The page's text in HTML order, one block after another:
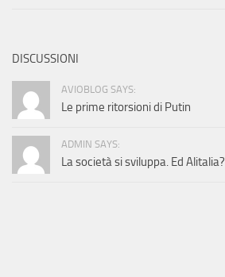
DISCUSSIONI
AVIOBLOG SAYS:
Le prime ritorsioni di Putin
ADMIN SAYS:
La società si sviluppa. Ed Alitalia?